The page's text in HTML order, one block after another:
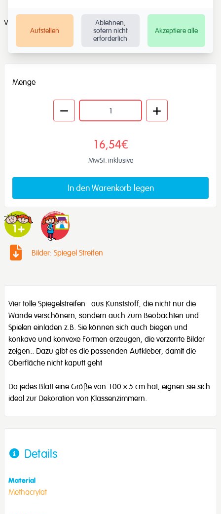
Vier tolle Spiegelstreifen aus Kunststoff
Menge
16,54€
MwSt. inklusive
In den Warenkorb legen
Bilder: Spiegel Streifen
Vier tolle Spiegelstreifen aus Kunststoff, die nicht nur die
Wände verschönern, sondern auch zum Beobachten und
Spielen einladen z.B. Sie können sich auch biegen und
konkave und konvexe Formen erzeugen, die verzerrte Bilder
zeigen.. Dazu gibt es die passenden Aufkleber, damit die
Oberfläche nicht kaputt geht
Da jedes Blatt eine Größe von 100 x 5 cm hat, eignen sie sich
ideal zur Dekoration von Klassenzimmern.
Details
Material
Methacrylat
Aufstellen
Ablehnen,
sofern nicht
erforderlich
Akzeptiere alle